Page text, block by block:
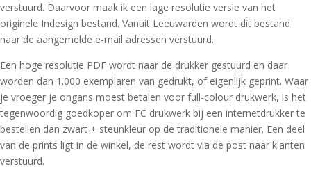
verstuurd. Daarvoor maak ik een lage resolutie versie van het
originele Indesign bestand. Vanuit Leeuwarden wordt dit bestand
naar de aangemelde e-mail adressen verstuurd.
Een hoge resolutie PDF wordt naar de drukker gestuurd en daar
worden dan 1.000 exemplaren van gedrukt, of eigenlijk geprint. Waar
je vroeger je ongans moest betalen voor full-colour drukwerk, is het
tegenwoordig goedkoper om FC drukwerk bij een internetdrukker te
bestellen dan zwart + steunkleur op de traditionele manier. Een deel
van de prints ligt in de winkel, de rest wordt via de post naar klanten
verstuurd.